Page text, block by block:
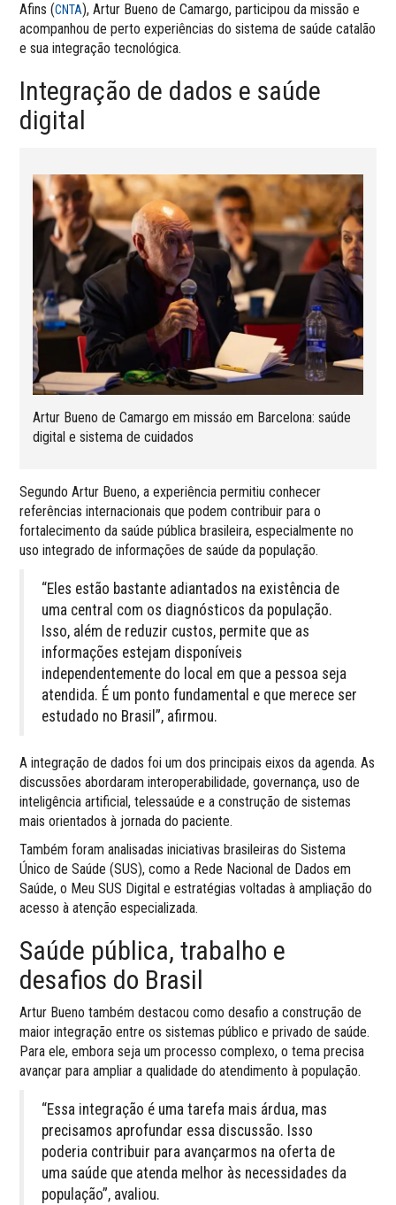
Afins (CNTA), Artur Bueno de Camargo, participou da missão e
acompanhou de perto experiências do sistema de saúde catalão
e sua integração tecnológica.
Integração de dados e saúde
digital
Artur Bueno de Camargo em missáo em Barcelona: saúde
digital e sistema de cuidados
Segundo Artur Bueno, a experiência permitiu conhecer
referências internacionais que podem contribuir para o
fortalecimento da saúde pública brasileira, especialmente no
uso integrado de informações de saúde da população.
“Eles estão bastante adiantados na existência de
uma central com os diagnósticos da população.
Isso, além de reduzir custos, permite que as
informações estejam disponíveis
independentemente do local em que a pessoa seja
atendida. É um ponto fundamental e que merece ser
estudado no Brasil”, afirmou.
A integração de dados foi um dos principais eixos da agenda. As
discussões abordaram interoperabilidade, governança, uso de
inteligência artificial, telessaúde e a construção de sistemas
mais orientados à jornada do paciente.
Também foram analisadas iniciativas brasileiras do Sistema
Único de Saúde (SUS), como a Rede Nacional de Dados em
Saúde, o Meu SUS Digital e estratégias voltadas à ampliação do
acesso à atenção especializada.
Saúde pública, trabalho e
desafios do Brasil
Artur Bueno também destacou como desafio a construção de
maior integração entre os sistemas público e privado de saúde.
Para ele, embora seja um processo complexo, o tema precisa
avançar para ampliar a qualidade do atendimento à população.
“Essa integração é uma tarefa mais árdua, mas
precisamos aprofundar essa discussão. Isso
poderia contribuir para avançarmos na oferta de
uma saúde que atenda melhor às necessidades da
população”, avaliou.